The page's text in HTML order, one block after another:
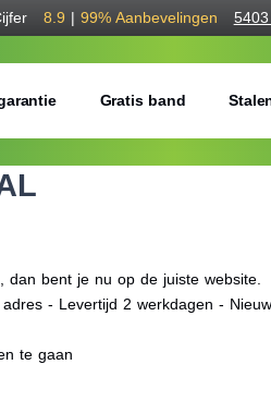
8.9 | 99% Aanbevelingen
Gratis band
dan bent je nu op de juiste website.
- Levertijd 2 werkdagen -
te gaan